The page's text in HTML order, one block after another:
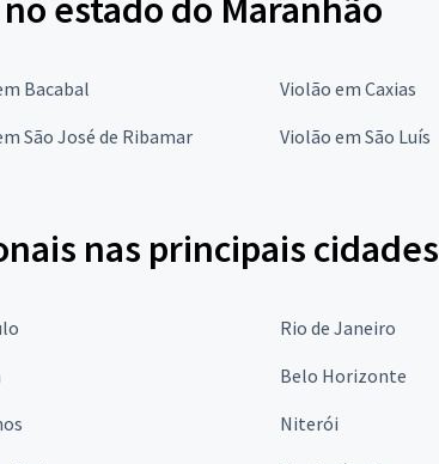
Bacabal Violão em Caxias
São José de Ribamar Violão em São Luís
nas principais cidades
Rio de Janeiro
Belo Horizonte
Niterói